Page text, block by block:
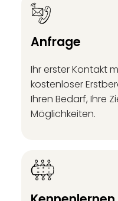
Anfrage
Ihr erster Kontakt
kostenloser
Ihren Bedarf, Ihre
Möglichkeiten.